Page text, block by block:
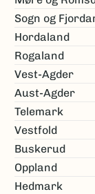
Sogn og
Hordaland
Rogaland
Vest-Agder
Aust-Agder
Telemark
Vestfold
Buskerud
Oppland
Hedmark